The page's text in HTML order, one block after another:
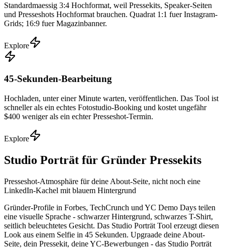
Standardmaessig 3:4 Hochformat, weil Pressekits, Speaker-Seiten
und Presseshots Hochformat brauchen. Quadrat 1:1 fuer Instagram-
Grids; 16:9 fuer Magazinbanner.
Explore
45-Sekunden-Bearbeitung
Hochladen, unter einer Minute warten, veröffentlichen. Das Tool ist
schneller als ein echtes Fotostudio-Booking und kostet ungefähr
$400 weniger als ein echter Presseshot-Termin.
Explore
Studio Porträt für Gründer Pressekits
Presseshot-Atmosphäre für deine About-Seite, nicht noch eine
LinkedIn-Kachel mit blauem Hintergrund
Gründer-Profile in Forbes, TechCrunch und YC Demo Days teilen
eine visuelle Sprache - schwarzer Hintergrund, schwarzes T-Shirt,
seitlich beleuchtetes Gesicht. Das Studio Porträt Tool erzeugt diesen
Look aus einem Selfie in 45 Sekunden. Upgraade deine About-
Seite, dein Pressekit, deine YC-Bewerbungen - das Studio Porträt